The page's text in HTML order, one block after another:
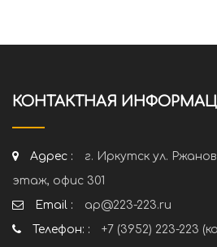
КОНТАКТНАЯ
Адрес :
г. Иркутск ул.
этаж, офис 301
Email :
ap@223-223.ru
Телефон: :
+7 (3952) 223-223